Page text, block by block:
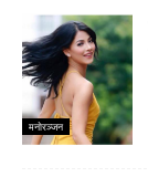
मनाेरञ्जन